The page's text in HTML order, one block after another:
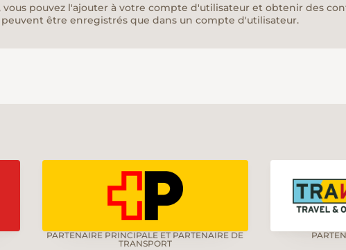
pouvez l'ajouter à votre compte d'utilisateur et obtenir des
être enregistrés que dans un compte d'utilisateur.
PARTENAIRE PRINCIPALE ET PARTENAIRE DE
TRANSPORT